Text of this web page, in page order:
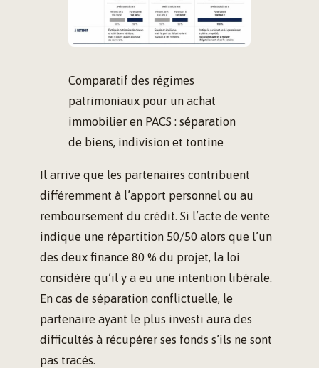
Comparatif des régimes
patrimoniaux pour un achat
immobilier en PACS : séparation
de biens, indivision et tontine
Il arrive que les partenaires contribuent
différemment à l’apport personnel ou au
remboursement du crédit. Si l’acte de vente
indique une répartition 50/50 alors que l’un
des deux finance 80 % du projet, la loi
considère qu’il y a eu une intention libérale.
En cas de séparation conflictuelle, le
partenaire ayant le plus investi aura des
difficultés à récupérer ses fonds s’ils ne sont
pas tracés.